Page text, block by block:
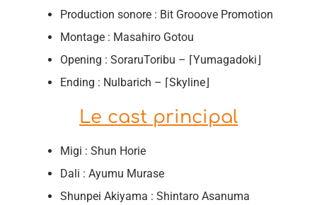
Production sonore : Bit Grooove Promotion
Montage : Masahiro Gotou
Opening : SoraruToribu – ⌈Yumagadoki⌋
Ending : Nulbarich – ⌈Skyline⌋
Le cast principal
Migi : Shun Horie
Dali : Ayumu Murase
Shunpei Akiyama : Shintaro Asanuma